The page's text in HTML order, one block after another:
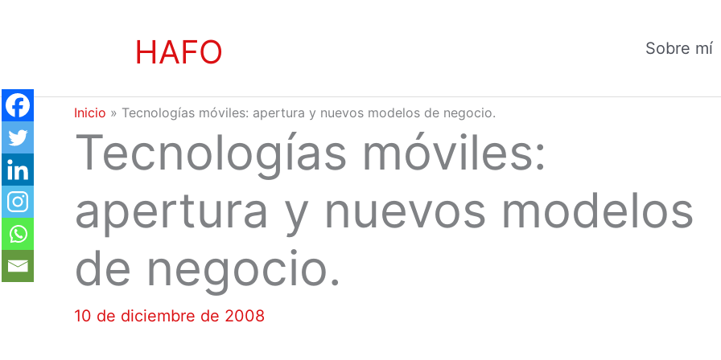
HAFO Sobre mí
Inicio » Tecnologías móviles: apertura y nuevos modelos de negocio.
Tecnologías móviles:
apertura y nuevos modelos
de negocio.
10 de diciembre de 2008